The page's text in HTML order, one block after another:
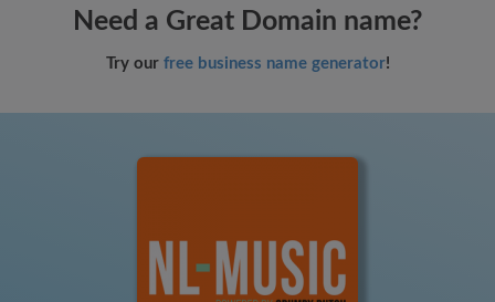
Need a Great Domain name?
Try our free business name generator!